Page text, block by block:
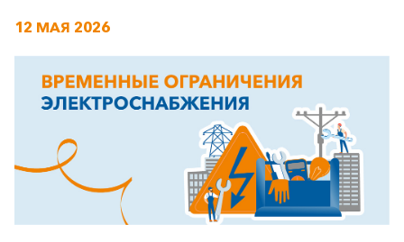
12 МАЯ 2026